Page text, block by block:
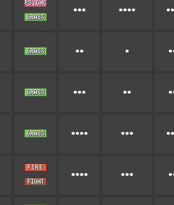
••• ••••
•• •
••• ••
•••• •••
•••• •••